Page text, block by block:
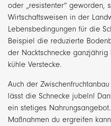
oder „resistenter“ geworden,
Wirtschaftsweisen in der
Lebensbedingungen für die
Beispiel die reduzierte
der Nacktschnecke
kühle Verstecke.
Auch der
lässt die Schnecke jubeln!
ein stetiges
Maßnahmen du ergreifen